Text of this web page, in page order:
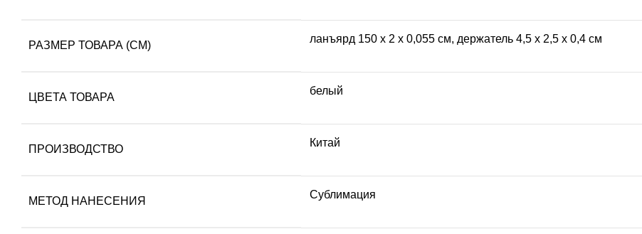
РАЗМЕР ТОВАРА (СМ)
ланъярд 150 х 2 х 0,055 см, держатель 4,5 х 2,5 х 0,4 см
ЦВЕТА ТОВАРА
белый
ПРОИЗВОДСТВО
Китай
МЕТОД НАНЕСЕНИЯ
Сублимация